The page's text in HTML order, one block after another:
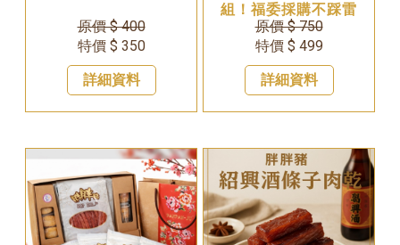
原價 $ 400
特價 $ 350
詳細資料
組！福委採購不踩雷
原價 $ 750
特價 $ 499
詳細資料